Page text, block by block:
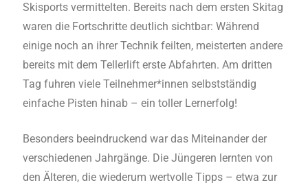
Skisports vermittelten. Bereits nach dem ersten Skitag
waren die Fortschritte deutlich sichtbar: Während
einige noch an ihrer Technik feilten, meisterten andere
bereits mit dem Tellerlift erste Abfahrten. Am dritten
Tag fuhren viele Teilnehmer*innen selbstständig
einfache Pisten hinab – ein toller Lernerfolg!
Besonders beeindruckend war das Miteinander der
verschiedenen Jahrgänge. Die Jüngeren lernten von
den Älteren, die wiederum wertvolle Tipps – etwa zur